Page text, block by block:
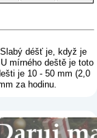
déšť je, když je
mírného deště je toto
je 10 - 50 mm (2,0
za hodinu.